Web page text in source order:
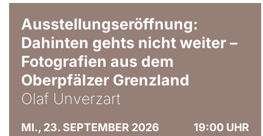
Ausstellungseröffnung:
Dahinten gehts nicht weiter –
Fotografien aus dem
Oberpfälzer Grenzland
Olaf Unverzart
MI., 23. SEPTEMBER 2026 19:00 UHR